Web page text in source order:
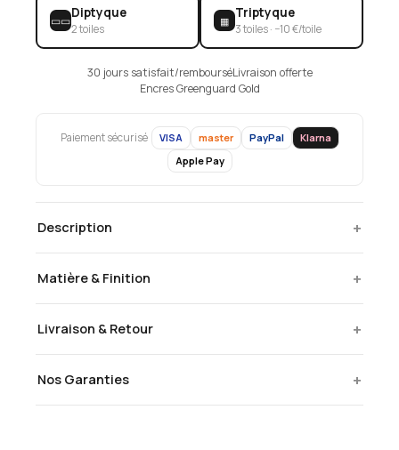
▭▭Diptyque
2 toiles
▦ Triptyque
3 toiles · −10 €/toile
30 jours satisfait/rembourséLivraison offerte
Encres Greenguard Gold
Paiement sécurisé VISA master PayPal
Klarna
Apple Pay
Description +
Matière & Finition +
Livraison & Retour +
Nos Garanties +